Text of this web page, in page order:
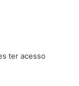
ter acesso